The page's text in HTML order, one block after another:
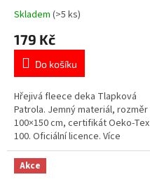
Průměrné
produktu
5,0
5
hvězdiček.
Skladem (>5 ks)
179 Kč
Do košíku
Hřejivá fleece deka Tlapková
Patrola. Jemný materiál, rozměr
100×150 cm, certifikát Oeko-Tex
100. Oficiální licence. Více
produktů s motivem
👉 TLAPKOVÉ PATROLY
Akce